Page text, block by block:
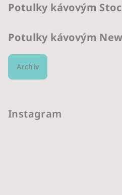
Potulky kávovým
Potulky kávovým
Archív
Instagram